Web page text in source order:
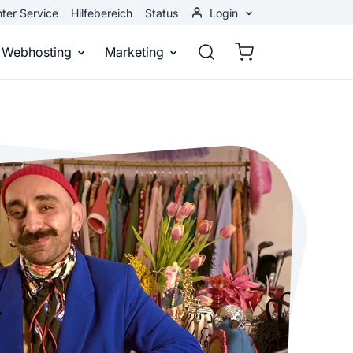
Service Hilfebereich Status Login
Kundenbereich
Webmail
überall
Baukasten
ohne Programmierkenntnisse
erstellen
noch heute online
Webhosting
Rankingcoach
Schnell und einfach an die Spitze bei Google
Premium Services
Individuelle technische Unterstützung
Marketing
Google Anzeigen
Sofort sichtbar bei Google
Banner-Werbung
Deine Anzeigen auf anderen